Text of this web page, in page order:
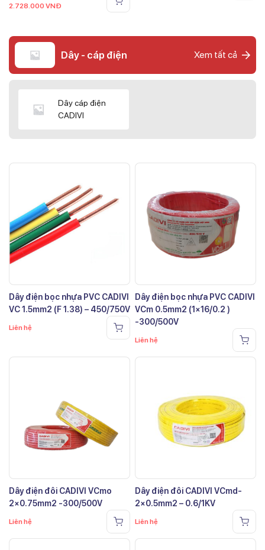
2.728.000 VNĐ
Dây - cáp điện Xem tất cả
Dây cáp điện
CADIVI
Dây điện bọc nhựa PVC CADIVI
VC 1.5mm2 (F 1.38) – 450/750V
Liên hệ
Dây điện bọc nhựa PVC CADIVI
VCm 0.5mm2 (1×16/0.2 )
-300/500V
Liên hệ
Dây điện đôi CADIVI VCmo
2×0.75mm2 -300/500V
Liên hệ
Dây điện đôi CADIVI VCmd-
2×0.5mm2 – 0.6/1KV
Liên hệ